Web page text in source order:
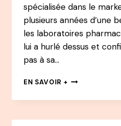
spécialisée dans le
plusieurs années d’une
les laboratoires
lui a hurlé dessus et
pas à sa…
EN SAVOIR + 118
–
LAURE